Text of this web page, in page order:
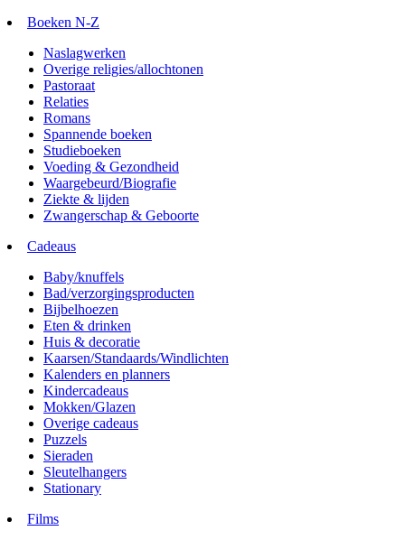
Boeken N-Z
Naslagwerken
Overige religies/allochtonen
Pastoraat
Relaties
Romans
Spannende boeken
Studieboeken
Voeding & Gezondheid
Waargebeurd/Biografie
Ziekte & lijden
Zwangerschap & Geboorte
Cadeaus
Baby/knuffels
Bad/verzorgingsproducten
Bijbelhoezen
Eten & drinken
Huis & decoratie
Kaarsen/Standaards/Windlichten
Kalenders en planners
Kindercadeaus
Mokken/Glazen
Overige cadeaus
Puzzels
Sieraden
Sleutelhangers
Stationary
Films